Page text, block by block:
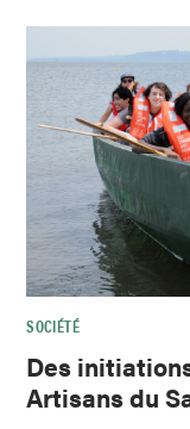
SOCIÉTÉ
Des
Artisans du